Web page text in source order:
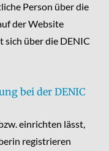
Person über die
der Website
sich über die DENIC
bei der DENIC
einrichten lässt,
registrieren